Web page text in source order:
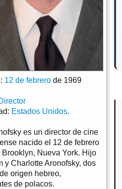
12 de febrero de 1969
Estados Unidos.
es un director de cine
nacido el 12 de febrero
Nueva York. Hijo
y Charlotte Aronofsky, dos
origen hebreo,
de polacos.